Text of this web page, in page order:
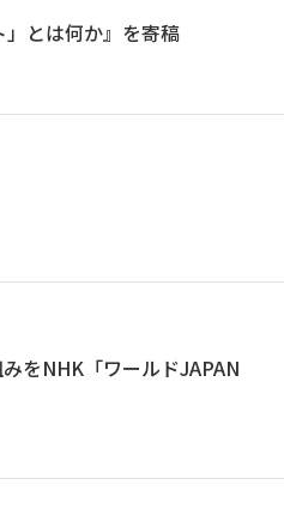
とは何か』を寄稿
をNHK「ワールドJAPAN